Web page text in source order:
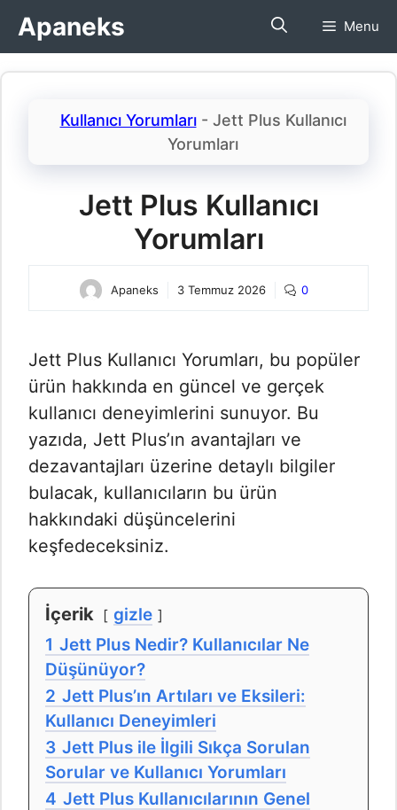
İçeriğe
atlaApaneks Menu
Kullanıcı Yorumları- Jett Plus Kullanıcı
Yorumları​
Jett Plus Kullanıcı
Yorumları​
Apaneks 3 Temmuz 2026 0
Jett Plus Kullanıcı Yorumları​, bu popüler
ürün hakkında en güncel ve gerçek
kullanıcı deneyimlerini sunuyor. Bu
yazıda, Jett Plus’ın avantajları ve
dezavantajları üzerine detaylı bilgiler
bulacak, kullanıcıların bu ürün
hakkındaki düşüncelerini
keşfedeceksiniz.
İçerik
gizle
1 Jett Plus Nedir? Kullanıcılar Ne
Düşünüyor?
2 Jett Plus’ın Artıları ve Eksileri:
Kullanıcı Deneyimleri
3 Jett Plus ile İlgili Sıkça Sorulan
Sorular ve Kullanıcı Yorumları
4 Jett Plus Kullanıcılarının Genel